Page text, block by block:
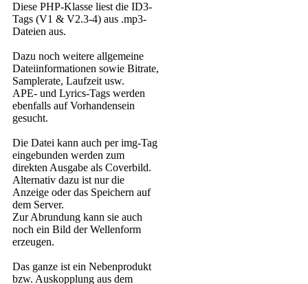
Diese PHP-Klasse liest die ID3-
Tags (V1 & V2.3-4) aus .mp3-
Dateien aus.
Dazu noch weitere allgemeine
Dateiinformationen sowie Bitrate,
Samplerate, Laufzeit usw.
APE- und Lyrics-Tags werden
ebenfalls auf Vorhandensein
gesucht.
Die Datei kann auch per img-Tag
eingebunden werden zum
direkten Ausgabe als Coverbild.
Alternativ dazu ist nur die
Anzeige oder das Speichern auf
dem Server.
Zur Abrundung kann sie auch
noch ein Bild der Wellenform
erzeugen.
Das ganze ist ein Nebenprodukt
bzw. Auskopplung aus dem